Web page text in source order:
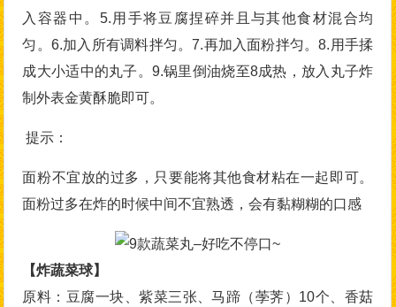
入容器中。5.用手将豆腐捏碎并且与其他食材混合均
匀。6.加入所有调料拌匀。7.再加入面粉拌匀。8.用手揉
成大小适中的丸子。9.锅里倒油烧至8成热，放入丸子炸
制外表金黄酥脆即可。
提示：
面粉不宜放的过多，只要能将其他食材粘在一起即可。
面粉过多在炸的时候中间不宜熟透，会有黏糊糊的口感
【炸蔬菜球】
原料：豆腐一块、紫菜三张、马蹄（荸荠）10个、香菇